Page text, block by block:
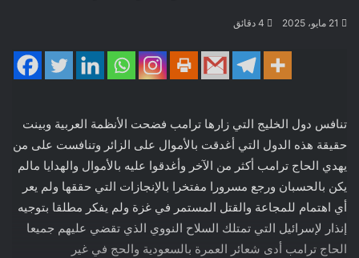
21 مايو، 2025
تنافس دول الخليج التي زارها ترامب فضحت الأنظمة العربية وبينت
حقيقة هذه الدول التي أغدقت بالأموال على الزائر وتنافست على من
يهدي الحاج ترامب أكثر من الآخر وأغدقوا عليه بالأموال والهدايا مالم
يكن بالحسبان ورجع مسرورا مفتخرا بالإنجازات التي حققها ولم يعر
أي اهتمام للمجاعة والقتل المستمر في غزة ولم يفكر مطلقا بتوجيه
إنذار لإسرائيل التي تمتلك السلاح النووي الذي تقضي عليهم جميعا
الحاج ترامب أدى شعائر العمرة بالسعودية والحج في غير